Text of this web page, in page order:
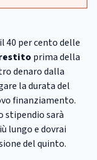
40 per cento delle
prima della
denaro dalla
la durata del
finanziamento.
stipendio sarà
lungo e dovrai
del quinto.